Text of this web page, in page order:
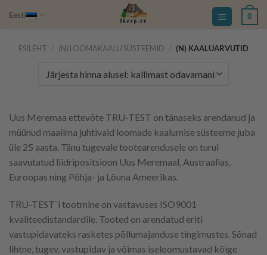
Eesti 0
ESILEHT / (N) LOOMAKAALU SÜSTEEMID / (N) KAALUARVUTID
Uus Meremaa ettevõte TRU-TEST on tänaseks arendanud ja
müünud maailma juhtivaid loomade kaalumise süsteeme juba
üle 25 aasta. Tänu tugevale tootearendusele on turul
saavutatud liidripositsioon Uus Meremaal, Austraalias,
Euroopas ning Põhja- ja Lõuna Ameerikas.
TRU-TEST`i tootmine on vastavuses ISO9001
kvaliteedistandardile. Tooted on arendatud eriti
vastupidavateks rasketes põllumajanduse tingimustes. Sõnad
lihtne, tugev, vastupidav ja võimas iseloomustavad kõige